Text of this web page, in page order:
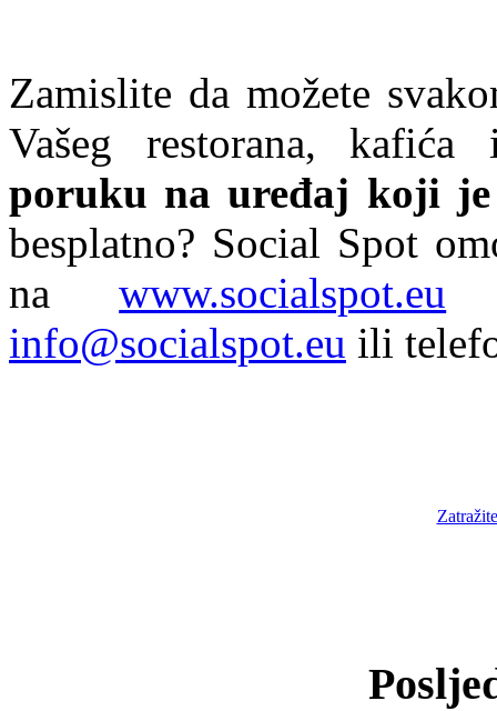
Zamislite da možete
Vašeg restorana,
poruku na uređaj koji je
besplatno? Social Spot
nawww.socialspot.eu
info@socialspot.eu ili